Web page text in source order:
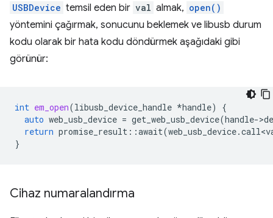
USBDevice temsil eden bir val almak, open()
yöntemini çağırmak, sonucunu beklemek ve libusb durum
kodu olarak bir hata kodu döndürmek aşağıdaki gibi
görünür:
int em_open(libusb_device_handle *handle)
{
auto web_usb_device = get_web_usb_device(handle->
return promise_result ::await(web_usb_device.
}
Cihaz numaralandırma